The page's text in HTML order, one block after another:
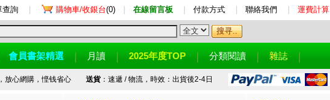
查詢 購物車/收銀台(0) 在線留言板 付款方式 聯絡我們 運費計算
會員書架精選 月讀 2025年度TOP 分類閱讀 雜誌
放心網購，悭钱省心 送貨：速遞 / 物流，時效：出貨後2-4日